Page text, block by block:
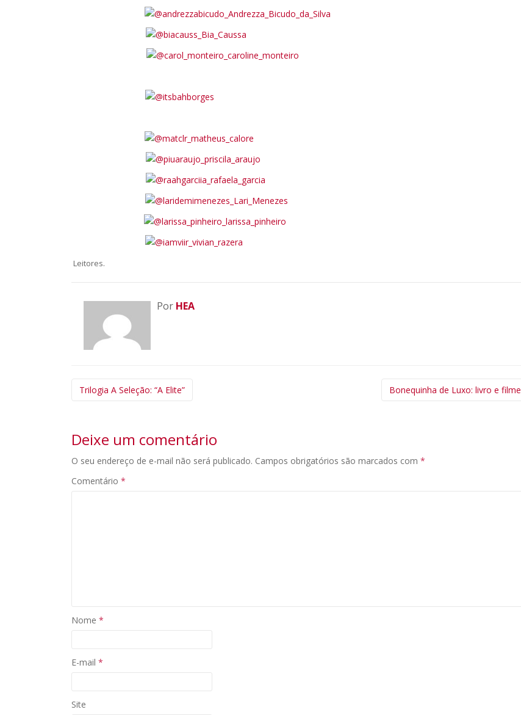
Leitores.
Por HEA
Navegação
Trilogia A Seleção: “A Elite” Bonequinha de Luxo: livro e filme
Deixe um comentário
O seu endereço de e-mail não será publicado. Campos obrigatórios são marcados com *
Comentário *
Nome *
E-mail *
Site